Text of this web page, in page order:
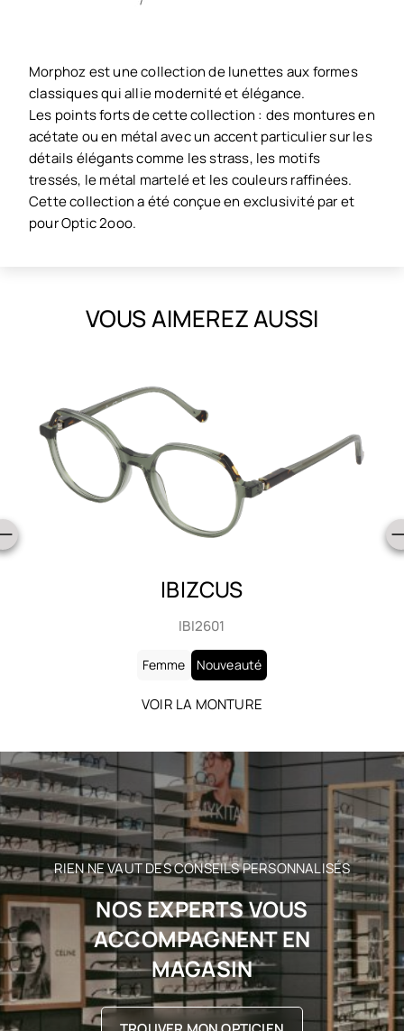
Morphoz est une collection de lunettes aux formes
classiques qui allie modernité et élégance.
Les points forts de cette collection : des montures en
acétate ou en métal avec un accent particulier sur les
détails élégants comme les strass, les motifs
tressés, le métal martelé et les couleurs raffinées.
Cette collection a été conçue en exclusivité par et
pour Optic 2ooo.
VOUS AIMEREZ AUSSI
IBIZCUS
IBI2601
Femme Nouveauté
VOIR LA MONTURE
RIEN NE VAUT DES CONSEILS PERSONNALISÉS
NOS EXPERTS VOUS
ACCOMPAGNENT EN
MAGASIN